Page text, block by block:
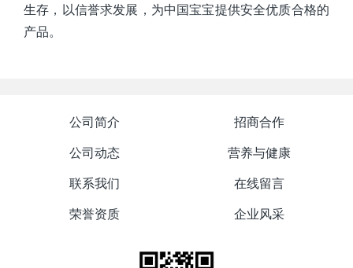
生存，以信誉求发展，为中国宝宝提供安全优质合格的
产品。
公司简介
招商合作
公司动态
营养与健康
联系我们
在线留言
荣誉资质
企业风采